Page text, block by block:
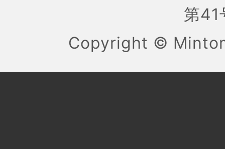
第
Copyright ©